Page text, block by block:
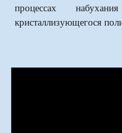
процессах
кристаллизующегося